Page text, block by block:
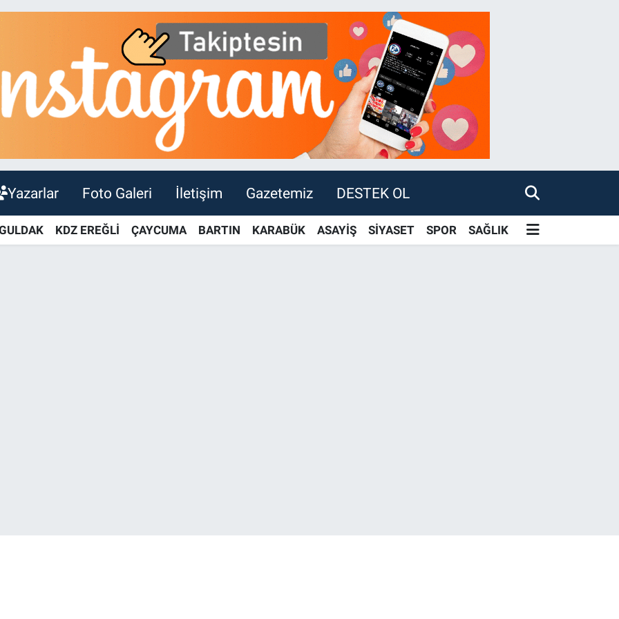
Yazarlar Foto Galeri İletişim Gazetemiz DESTEK OL
KDZ EREĞLİ ÇAYCUMA BARTIN KARABÜK ASAYİŞ SİYASET SPOR SAĞLIK